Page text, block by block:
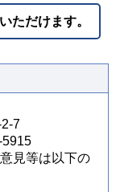
ただけます。
7
見等は以下の